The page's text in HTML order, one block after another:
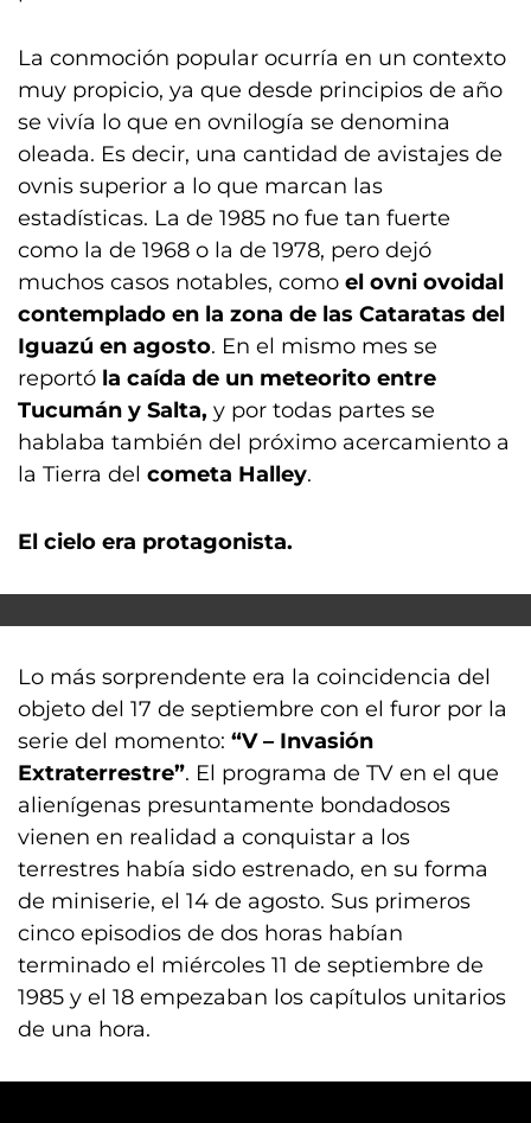
La conmoción popular ocurría en un contexto
muy propicio, ya que desde principios de año
se vivía lo que en ovnilogía se denomina
oleada. Es decir, una cantidad de avistajes de
ovnis superior a lo que marcan las
estadísticas. La de 1985 no fue tan fuerte
como la de 1968 o la de 1978, pero dejó
muchos casos notables, como el ovni ovoidal
contemplado en la zona de las Cataratas del
Iguazú en agosto. En el mismo mes se
reportó la caída de un meteorito entre
Tucumán y Salta, y por todas partes se
hablaba también del próximo acercamiento a
la Tierra del cometa Halley.
El cielo era protagonista.
Lo más sorprendente era la coincidencia del
objeto del 17 de septiembre con el furor por la
serie del momento: “V – Invasión
Extraterrestre”. El programa de TV en el que
alienígenas presuntamente bondadosos
vienen en realidad a conquistar a los
terrestres había sido estrenado, en su forma
de miniserie, el 14 de agosto. Sus primeros
cinco episodios de dos horas habían
terminado el miércoles 11 de septiembre de
1985 y el 18 empezaban los capítulos unitarios
de una hora.